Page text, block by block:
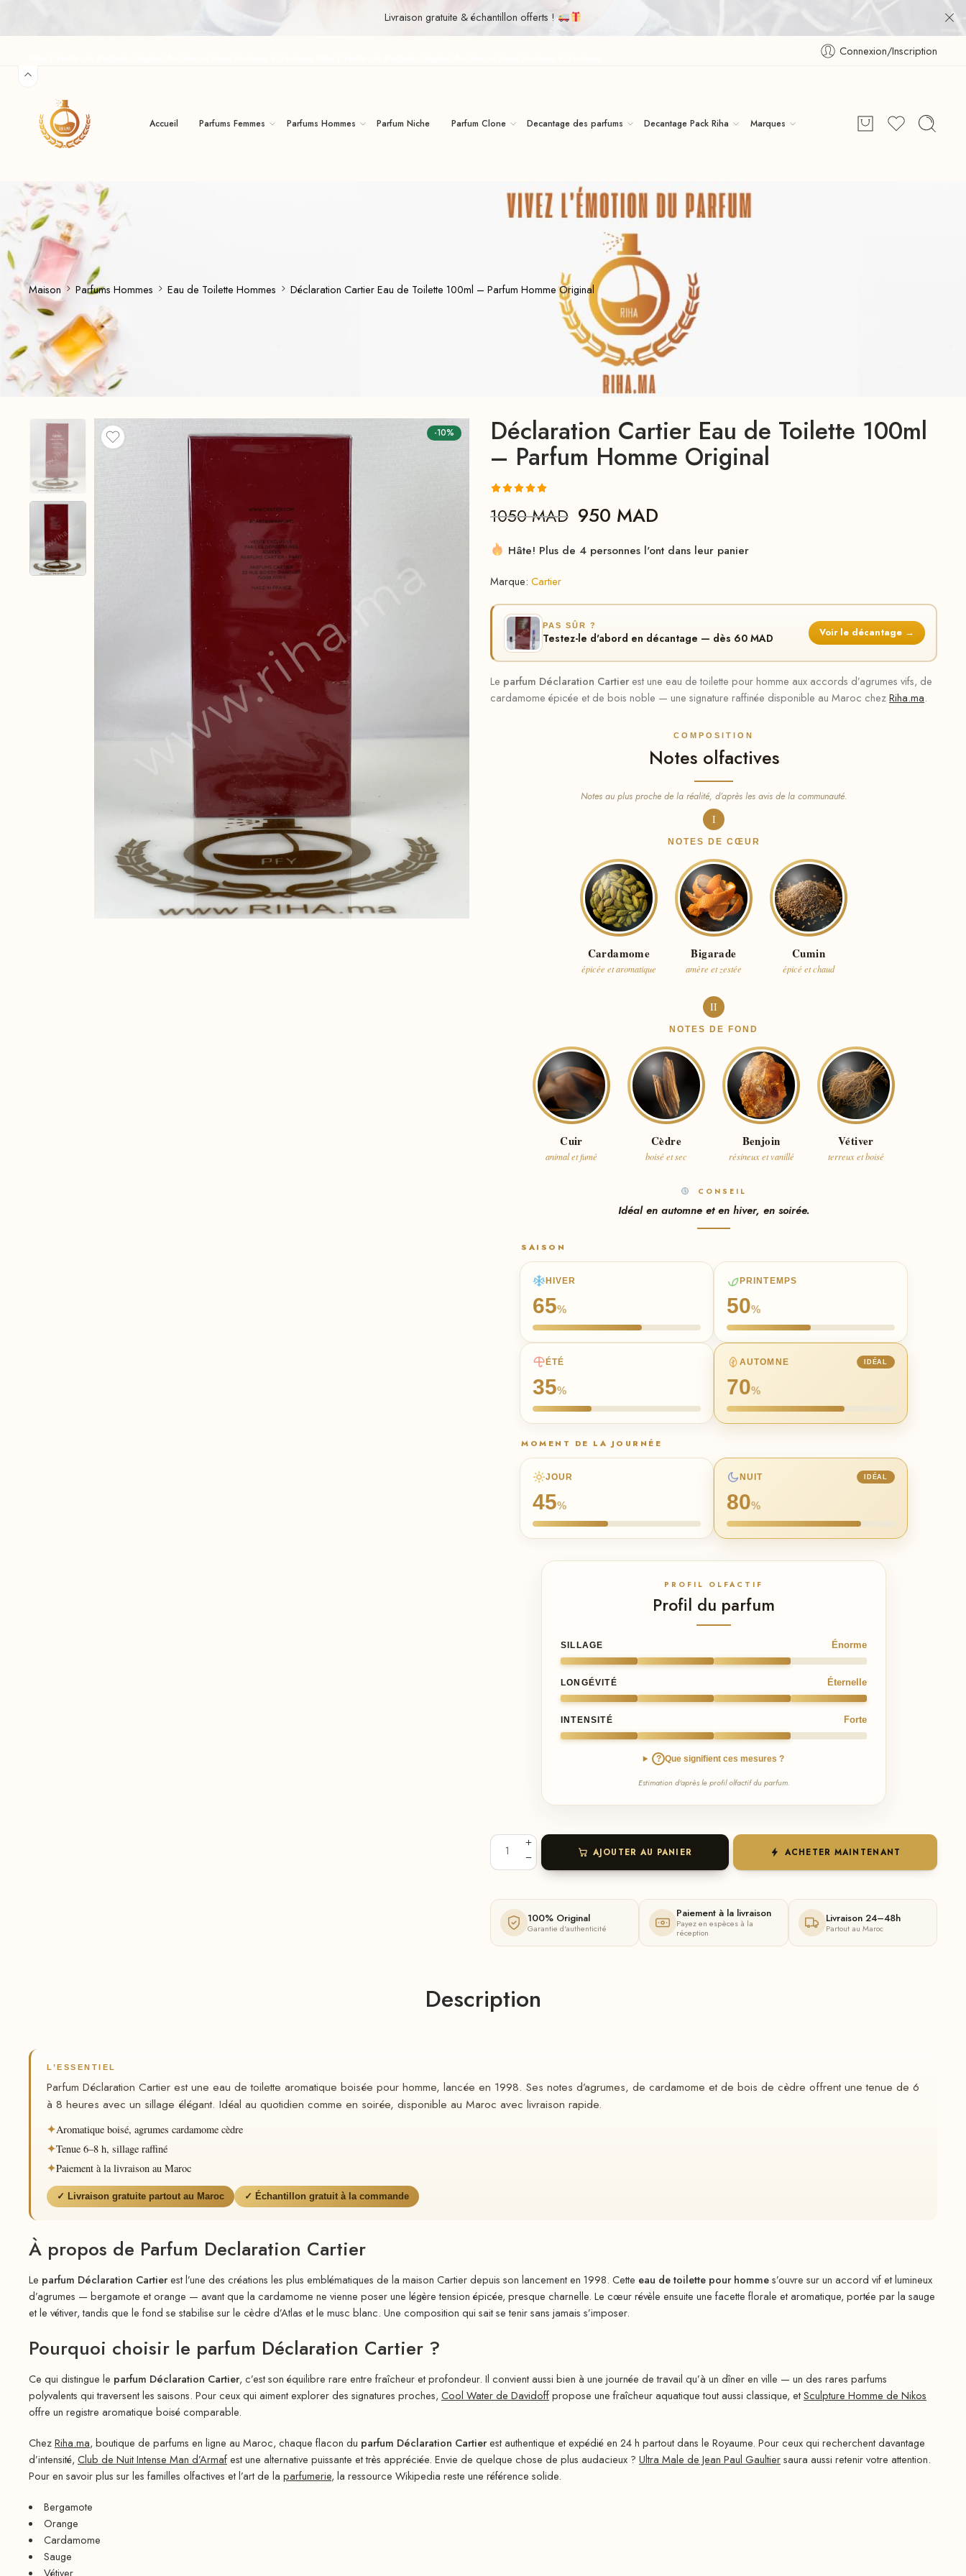
Livraison gratuite & échantillon offerts !
Connexion/Inscription
Accueil Parfums Femmes Parfums Hommes Parfum Niche Parfum Clone Decantage des parfums Decantage Pack Riha Marques
Maison Parfums Hommes Eau de Toilette Hommes Déclaration Cartier Eau de Toilette 100ml – Parfum Homme Original
-10% Déclaration Cartier Eau de Toilette 100ml
– Parfum Homme Original
Noté
5.00
sur 5 basé
sur
2
client
1050MAD 950 MAD
Hâte! Plus de 4 personnes l'ont dans leur panier
Marque: Cartier
PAS SÛR ?
Testez-le d'abord en décantage — dès 60 MAD Voir le décantage →
Le parfum Déclaration Cartier est une eau de toilette pour homme aux accords d’agrumes vifs, de
cardamome épicée et de bois noble — une signature raffinée disponible au Maroc chezRiha.ma.
COMPOSITION
Notes olfactives
Notes au plus proche de la réalité, d’après les avis de la communauté.
I
NOTES DE CŒUR
Cardamome
épicée et aromatique
Bigarade
amère et zestée
Cumin
épicé et chaud
II
NOTES DE FOND
Cuir
animal et fumé
Cèdre
boisé et sec
Benjoin
résineux et vanillé
Vétiver
terreux et boisé
CONSEIL
Idéal en automne et en hiver, en soirée.
SAISON
HIVER
65%
PRINTEMPS
50%
ÉTÉ
35%
AUTOMNE IDÉAL
70%
MOMENT DE LA JOURNÉE
JOUR
45%
NUIT IDÉAL
80%
PROFIL OLFACTIF
Profil du parfum
SILLAGE Énorme
LONGÉVITÉ Éternelle
INTENSITÉ Forte
? Que signifient ces mesures ?
Estimation d'après le profil olfactif du parfum.
AJOUTER AU PANIER ACHETER MAINTENANT
100% Original
Garantie d'authenticité
Paiement à la livraison
Payez en espèces à la
réception
Livraison 24–48h
Partout au Maroc
Description
L’ESSENTIEL
Parfum Déclaration Cartier est une eau de toilette aromatique boisée pour homme, lancée en 1998. Ses notes d’agrumes, de cardamome et de bois de cèdre offrent une tenue de 6
à 8 heures avec un sillage élégant. Idéal au quotidien comme en soirée, disponible au Maroc avec livraison rapide.
✦Aromatique boisé, agrumes cardamome cèdre
✦Tenue 6–8 h, sillage raffiné
✦Paiement à la livraison au Maroc
✓ Livraison gratuite partout au Maroc ✓ Échantillon gratuit à la commande
À propos de Parfum Declaration Cartier
Le parfum Déclaration Cartierest l’une des créations les plus emblématiques de la maison Cartier depuis son lancement en 1998. Cette eau de toilette pour hommes’ouvre sur un accord vif et lumineux
d’agrumes — bergamote et orange — avant que la cardamome ne vienne poser une légère tension épicée, presque charnelle. Le cœur révèle ensuite une facette florale et aromatique, portée par la sauge
et le vétiver, tandis que le fond se stabilise sur le cèdre d’Atlas et le musc blanc. Une composition qui sait se tenir sans jamais s’imposer.
Pourquoi choisir le parfum Déclaration Cartier ?
Ce qui distingue le parfum Déclaration Cartier, c’est son équilibre rare entre fraîcheur et profondeur. Il convient aussi bien à une journée de travail qu’à un dîner en ville — un des rares parfums
polyvalents qui traversent les saisons. Pour ceux qui aiment explorer des signatures proches, Cool Water de Davidoffpropose une fraîcheur aquatique tout aussi classique, etSculpture Homme de Nikos
offre un registre aromatique boisé comparable.
ChezRiha.ma, boutique de parfums en ligne au Maroc, chaque flacon du parfum Déclaration Cartierest authentique et expédié en 24 h partout dans le Royaume. Pour ceux qui recherchent davantage
d’intensité, Club de Nuit Intense Man d’Armafest une alternative puissante et très appréciée. Envie de quelque chose de plus audacieux ? Ultra Male de Jean Paul Gaultiersaura aussi retenir votre attention.
Pour en savoir plus sur les familles olfactives et l’art de la parfumerie, la ressource Wikipedia reste une référence solide.
Bergamote
Orange
Cardamome
Sauge
Vétiver